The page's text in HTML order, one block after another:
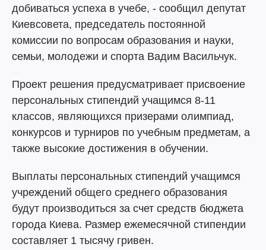
добиваться успеха в учебе, - сообщил депутат
Киевсовета, председатель постоянной
комиссии по вопросам образования и науки,
семьи, молодежи и спорта Вадим Васильчук.
Проект решения предусматривает присвоение
персональных стипендий учащимся 8-11
классов, являющихся призерами олимпиад,
конкурсов и турниров по учебным предметам, а
также высокие достижения в обучении.
Выплаты персональных стипендий учащимся
учреждений общего среднего образования
будут производиться за счет средств бюджета
города Киева. Размер ежемесячной стипендии
составляет 1 тысячу гривен.